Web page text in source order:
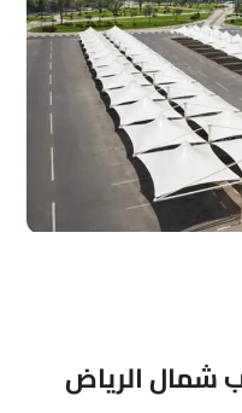
شمال الرياض